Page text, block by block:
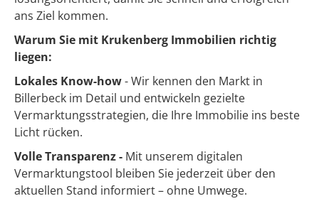
ans Ziel kommen.
Warum Sie mit Krukenberg Immobilien richtig
liegen:
Lokales Know-how- Wir kennen den Markt in
Billerbeck im Detail und entwickeln gezielte
Vermarktungsstrategien, die Ihre Immobilie ins beste
Licht rücken.
Volle Transparenz - Mit unserem digitalen
Vermarktungstool bleiben Sie jederzeit über den
aktuellen Stand informiert – ohne Umwege.